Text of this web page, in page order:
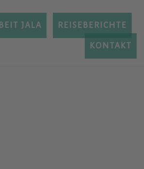
BEIT JALA REISEBERICHTE
KONTAKT